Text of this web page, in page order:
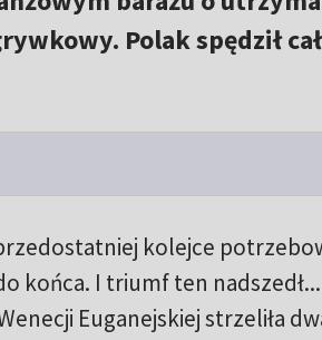
Polak spędził
kolejce
końca. I triumf ten
Euganejskiej strzeliła